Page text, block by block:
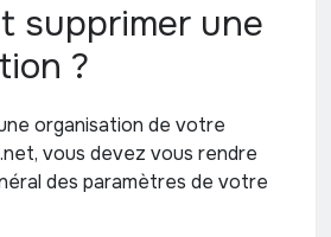
supprimer une
?
organisation de votre
vous devez vous rendre
des paramètres de votre